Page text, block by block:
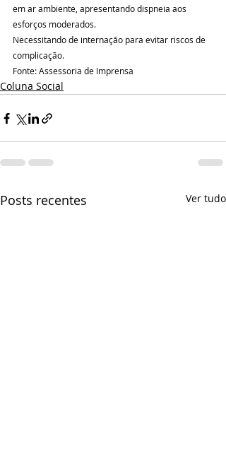
em ar ambiente, apresentando dispneia aos
esforços moderados.
Necessitando de internação para evitar riscos de
complicação.
Fonte: Assessoria de Imprensa
Coluna Social
Posts recentes Ver tudo